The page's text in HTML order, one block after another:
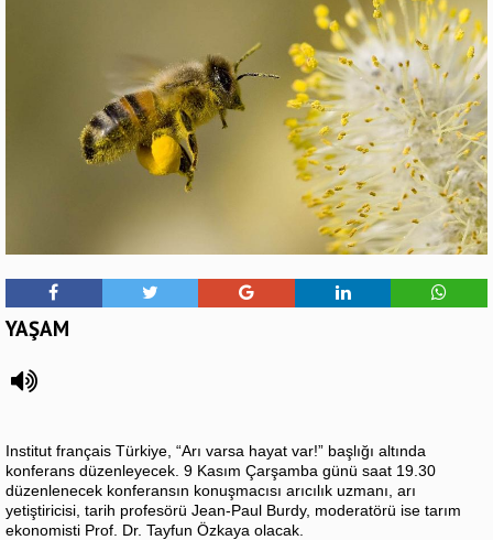
YAŞAM
Institut français Türkiye, “Arı varsa hayat var!” başlığı altında
konferans düzenleyecek. 9 Kasım Çarşamba günü saat 19.30
düzenlenecek konferansın konuşmacısı arıcılık uzmanı, arı
yetiştiricisi, tarih profesörü Jean-Paul Burdy, moderatörü ise tarım
ekonomisti Prof. Dr. Tayfun Özkaya olacak.